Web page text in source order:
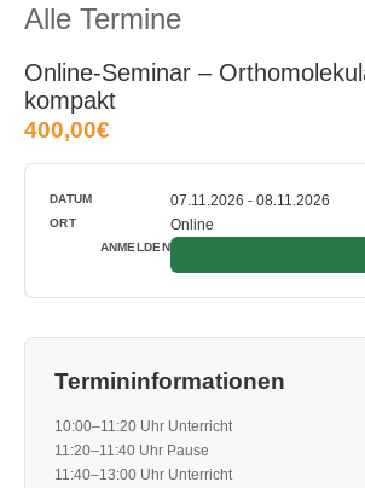
Alle Termine
Online-Seminar –
kompakt
400,00€
07.11.2026 - 08.11.2026
Online
Termininformationen
10:00–11:20 Uhr Unterricht
11:20–11:40 Uhr Pause
11:40–13:00 Uhr Unterricht